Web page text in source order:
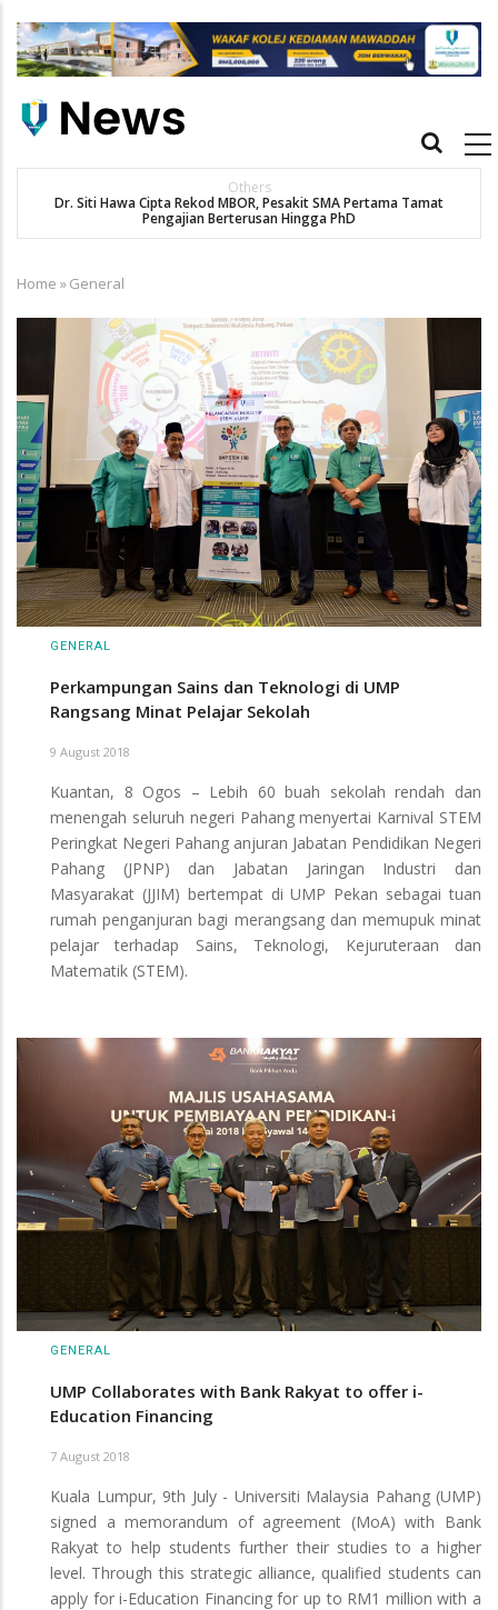
main
Main
Others
Dr. Siti Hawa Cipta Rekod MBOR, Pesakit SMA Pertama Tamat
Pengajian Berterusan Hingga PhD
Breadcrumb
Home »General
GENERAL
Perkampungan Sains dan Teknologi di UMP
Rangsang Minat Pelajar Sekolah
9 August 2018
Kuantan, 8 Ogos – Lebih 60 buah sekolah rendah dan
menengah seluruh negeri Pahang menyertai Karnival STEM
Peringkat Negeri Pahang anjuran Jabatan Pendidikan Negeri
Pahang (JPNP) dan Jabatan Jaringan Industri dan
Masyarakat (JJIM) bertempat di UMP Pekan sebagai tuan
rumah penganjuran bagi merangsang dan memupuk minat
pelajar terhadap Sains, Teknologi, Kejuruteraan dan
Matematik (STEM).
GENERAL
UMP Collaborates with Bank Rakyat to offer i-
Education Financing
7 August 2018
Kuala Lumpur, 9th July - Universiti Malaysia Pahang (UMP)
signed a memorandum of agreement (MoA) with Bank
Rakyat to help students further their studies to a higher
level. Through this strategic alliance, qualified students can
apply for i-Education Financing for up to RM1 million with a